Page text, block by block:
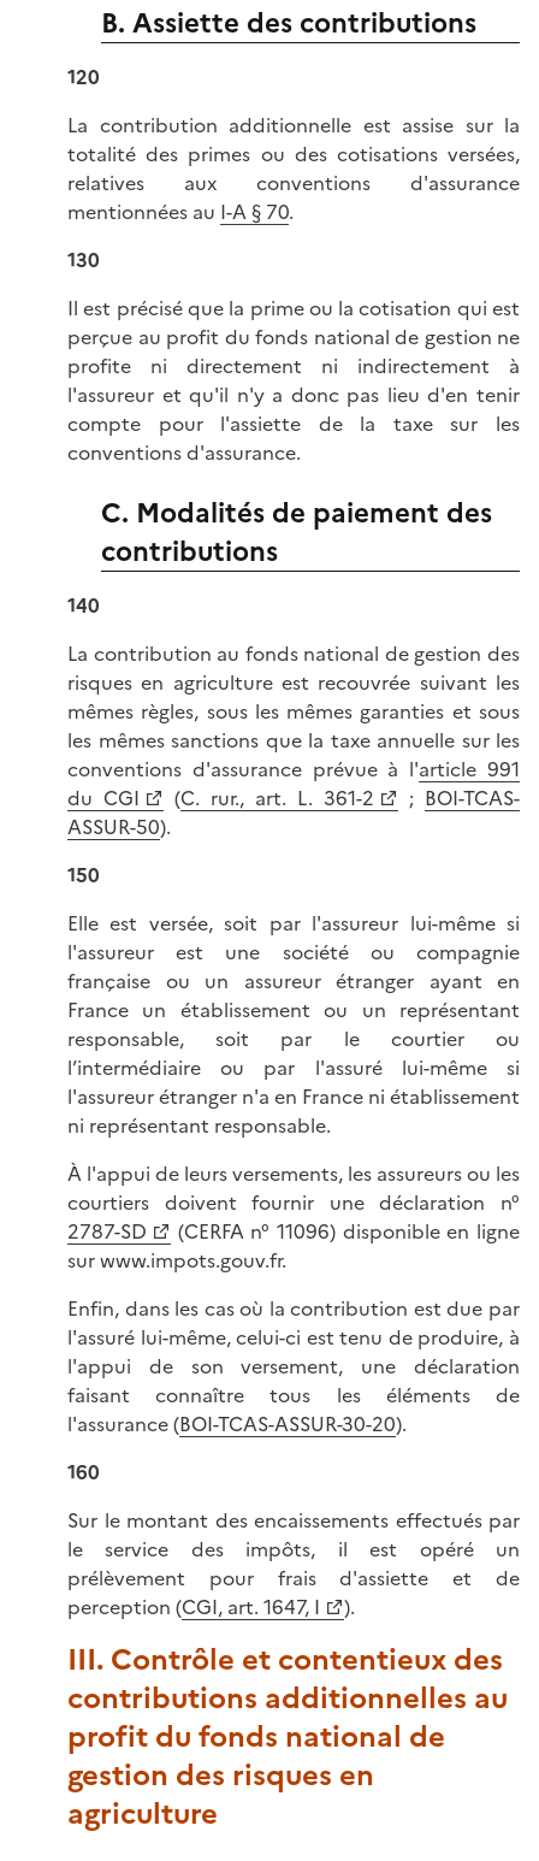
B. Assiette des contributions
120
La contribution additionnelle est assise sur la
totalité des primes ou des cotisations versées,
relatives aux conventions d'assurance
mentionnées au I-A § 70.
130
Il est précisé que la prime ou la cotisation qui est
perçue au profit du fonds national de gestion ne
profite ni directement ni indirectement à
l'assureur et qu'il n'y a donc pas lieu d'en tenir
compte pour l'assiette de la taxe sur les
conventions d'assurance.
C. Modalités de paiement des
contributions
140
La contribution au fonds national de gestion des
risques en agriculture est recouvrée suivant les
mêmes règles, sous les mêmes garanties et sous
les mêmes sanctions que la taxe annuelle sur les
conventions d'assurance prévue à l'article 991
du CGI
(C. rur., art. L. 361-2 ; BOI-TCAS-
ASSUR-50).
150
Elle est versée, soit par l'assureur lui-même si
l'assureur est une société ou compagnie
française ou un assureur étranger ayant en
France un établissement ou un représentant
responsable, soit par le courtier ou
l’intermédiaire ou par l'assuré lui-même si
l'assureur étranger n'a en France ni établissement
ni représentant responsable.
À l'appui de leurs versements, les assureurs ou les
courtiers doivent fournir une déclaration n°
2787-SD
(CERFA n° 11096) disponible en ligne
sur www.impots.gouv.fr.
Enfin, dans les cas où la contribution est due par
l'assuré lui-même, celui-ci est tenu de produire, à
l'appui de son versement, une déclaration
faisant connaître tous les éléments de
l'assurance (BOI-TCAS-ASSUR-30-20).
160
Sur le montant des encaissements effectués par
le service des impôts, il est opéré un
prélèvement pour frais d'assiette et de
perception (CGI, art. 1647, I ).
III. Contrôle et contentieux des
contributions additionnelles au
profit du fonds national de
gestion des risques en
agriculture